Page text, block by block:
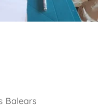
Balears